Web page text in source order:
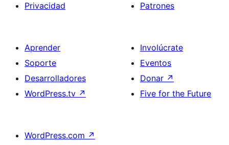
Privacidad
Patrones
Aprender
Soporte
Desarrolladores
WordPress.tv ↗
Involúcrate
Eventos
Donar ↗
Five for the Future
WordPress.com ↗